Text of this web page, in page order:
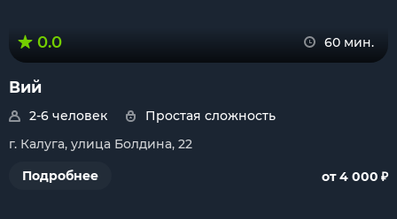
0.0 60 мин.
Вий
2-6 человек
Простая сложность
г. Калуга, улица Болдина, 22
Подробнее
от 4 000 ₽